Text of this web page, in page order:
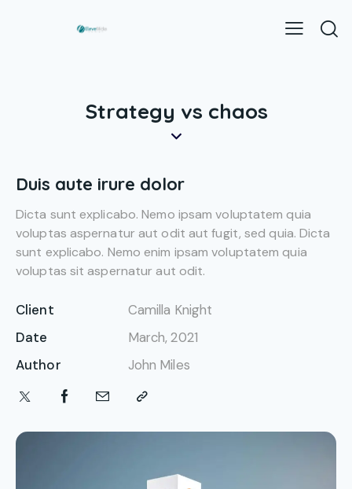
Strategy vs chaos
Duis aute irure dolor
Dicta sunt explicabo. Nemo ipsam voluptatem quia
voluptas aspernatur aut odit aut fugit, sed quia. Dicta
sunt explicabo. Nemo enim ipsam voluptatem quia
voluptas sit aspernatur aut odit.
Client
Camilla Knight
Date
March, 2021
Author
John Miles